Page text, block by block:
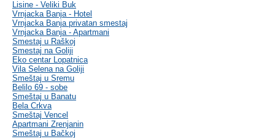
Lisine - Veliki Buk
Vrnjacka Banja - Hotel
Vrnjacka Banja privatan smestaj
Vrnjacka Banja - Apartmani
Smestaj u Raškoj
Smestaj na Goliji
Eko centar Lopatnica
Vila Selena na Goliji
Smeštaj u Sremu
Belilo 69 - sobe
Smeštaj u Banatu
Bela Crkva
Smeštaj Vencel
Apartmani Zrenjanin
Smeštaj u Bačkoj